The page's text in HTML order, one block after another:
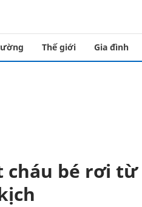
Thế giới Gia đình
cháu bé rơi